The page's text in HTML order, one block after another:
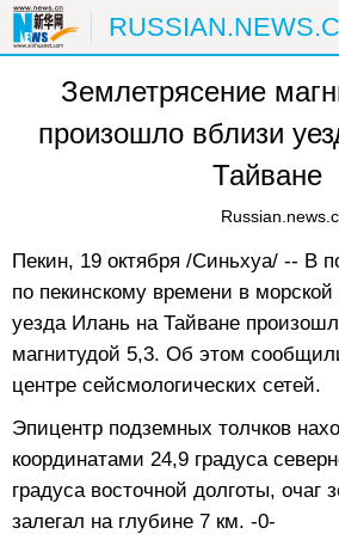
ГЛАВНАЯ КИТАЙ
В МИРЕ ЭКОНОМИКА
ПРИРОДА
СПОРТ ЗДОРОВЬЕ
СПЕЦТЕМЫ
Землетрясение
произошло вблизи
Тайване
Пекин, 19 октября /Синьхуа/ -- В
по пекинскому времени в морской
уезда Илань на Тайване
магнитудой 5,3. Об этом
центре сейсмологических сетей.
Эпицентр подземных толчков
координатами 24,9 градуса
градуса восточной долготы, очаг
залегал на глубине 7 км. -0-